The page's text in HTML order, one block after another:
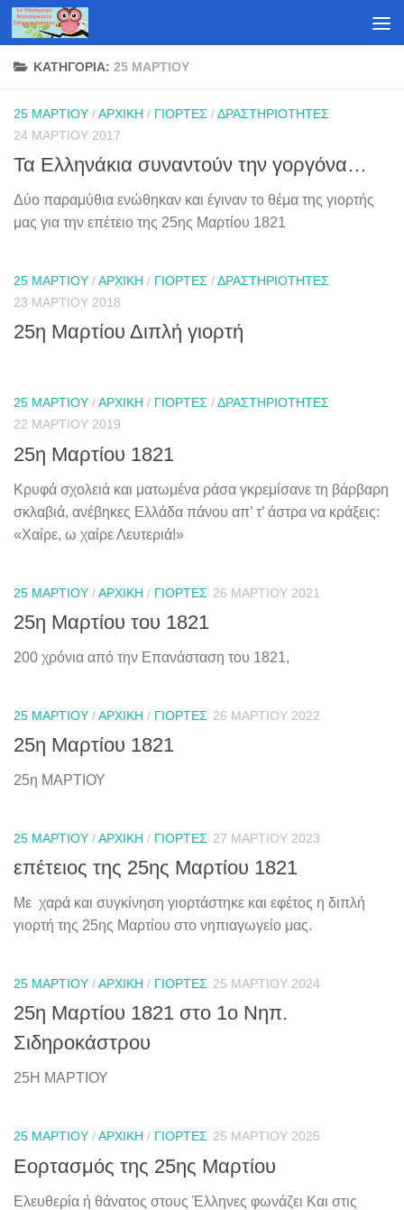
Skip to content
ΚΑΤΗΓΟΡΊΑ: 25 ΜΑΡΤΊΟΥ
25 ΜΑΡΤΊΟΥ /ΑΡΧΙΚΉ / ΓΙΟΡΤΈΣ /ΔΡΑΣΤΗΡΙΌΤΗΤΕΣ
24 ΜΑΡΤΊΟΥ 2017
Τα Ελληνάκια συναντούν την γοργόνα…
Δύο παραμύθια ενώθηκαν και έγιναν το θέμα της γιορτής
μας για την επέτειο της 25ης Μαρτίου 1821
25 ΜΑΡΤΊΟΥ /ΑΡΧΙΚΉ / ΓΙΟΡΤΈΣ /ΔΡΑΣΤΗΡΙΌΤΗΤΕΣ
23 ΜΑΡΤΊΟΥ 2018
25η Μαρτίου Διπλή γιορτή
25 ΜΑΡΤΊΟΥ /ΑΡΧΙΚΉ / ΓΙΟΡΤΈΣ /ΔΡΑΣΤΗΡΙΌΤΗΤΕΣ
22 ΜΑΡΤΊΟΥ 2019
25η Μαρτίου 1821
Κρυφά σχολειά και ματωμένα ράσα γκρεμίσανε τη βάρβαρη
σκλαβιά, ανέβηκες Ελλάδα πάνου απ’ τ’ άστρα να κράξεις:
«Χαίρε, ω χαίρε Λευτεριά!»
25 ΜΑΡΤΊΟΥ /ΑΡΧΙΚΉ / ΓΙΟΡΤΈΣ 26 ΜΑΡΤΊΟΥ 2021
25η Μαρτίου του 1821
200 χρόνια από την Επανάσταση του 1821,
25 ΜΑΡΤΊΟΥ /ΑΡΧΙΚΉ / ΓΙΟΡΤΈΣ 26 ΜΑΡΤΊΟΥ 2022
25η Μαρτίου 1821
25η ΜΑΡΤΙΟΥ
25 ΜΑΡΤΊΟΥ /ΑΡΧΙΚΉ / ΓΙΟΡΤΈΣ 27 ΜΑΡΤΊΟΥ 2023
επέτειος της 25ης Μαρτίου 1821
Με χαρά και συγκίνηση γιορτάστηκε και εφέτος η διπλή
γιορτή της 25ης Μαρτίου στο νηπιαγωγείο μας.
25 ΜΑΡΤΊΟΥ /ΑΡΧΙΚΉ / ΓΙΟΡΤΈΣ 25 ΜΑΡΤΊΟΥ 2024
25η Μαρτίου 1821 στο 1ο Νηπ.
Σιδηροκάστρου
25Η ΜΑΡΤΙΟΥ
25 ΜΑΡΤΊΟΥ /ΑΡΧΙΚΉ / ΓΙΟΡΤΈΣ 25 ΜΑΡΤΊΟΥ 2025
Εορτασμός της 25ης Μαρτίου
Ελευθερία ή θάνατος στους Έλληνες φωνάζει Και στις